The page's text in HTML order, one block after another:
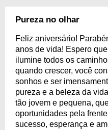
Pureza no olhar
Feliz aniversário!
anos de vida! Espero
ilumine todos os
quando crescer, você
sonhos e ser
pureza e a beleza da
tão jovem e pequena,
oportunidades pela
sucesso, esperança e